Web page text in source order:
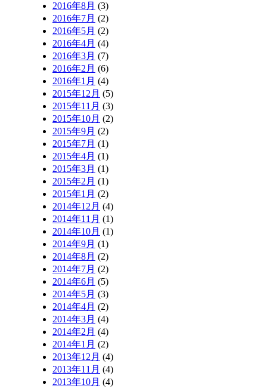
2016年8月 (3)
2016年7月 (2)
2016年5月 (2)
2016年4月 (4)
2016年3月 (7)
2016年2月 (6)
2016年1月 (4)
2015年12月 (5)
2015年11月 (3)
2015年10月 (2)
2015年9月 (2)
2015年7月 (1)
2015年4月 (1)
2015年3月 (1)
2015年2月 (1)
2015年1月 (2)
2014年12月 (4)
2014年11月 (1)
2014年10月 (1)
2014年9月 (1)
2014年8月 (2)
2014年7月 (2)
2014年6月 (5)
2014年5月 (3)
2014年4月 (2)
2014年3月 (4)
2014年2月 (4)
2014年1月 (2)
2013年12月 (4)
2013年11月 (4)
2013年10月 (4)